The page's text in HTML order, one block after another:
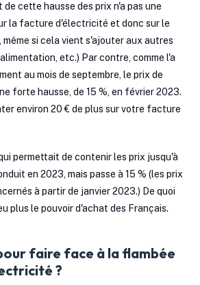
de cette hausse des prix n'a pas une
la facture d'électricité et donc sur le
même si cela vient s'ajouter aux autres
etc.) Par contre, comme l'a
au mois de septembre, le prix de
forte hausse, de 15 %, en février 2023.
environ 20 € de plus sur votre facture
permettait de contenir les prix jusqu'à
en 2023, mais passe à 15 % (les prix
à partir de janvier 2023.) De quoi
plus le pouvoir d'achat des Français.
faire face à la flambée
?